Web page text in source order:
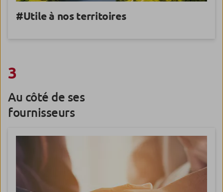
#Utileà nos territoires
3
Au côté de ses
fournisseurs